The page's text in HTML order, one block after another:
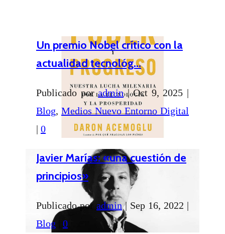
Un premio Nobel crítico con la
actualidad tecnológ...
Publicado poradmin|Oct 9, 2025 |
Blog, Medios Nuevo Entorno Digital
| 0
Javier Marías: «una cuestión de
principios»
Publicado por admin| Sep 16, 2022 |
Blog
0